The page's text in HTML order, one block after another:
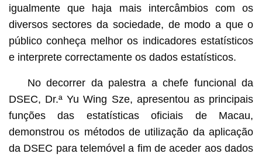
igualmente que haja mais intercâmbios com os
diversos sectores da sociedade, de modo a que o
público conheça melhor os indicadores estatísticos
e interprete correctamente os dados estatísticos.
No decorrer da palestra a chefe funcional da
DSEC, Dr.ª Yu Wing Sze, apresentou as principais
funções das estatísticas oficiais de Macau,
demonstrou os métodos de utilização da aplicação
da DSEC para telemóvel a fim de aceder aos dados